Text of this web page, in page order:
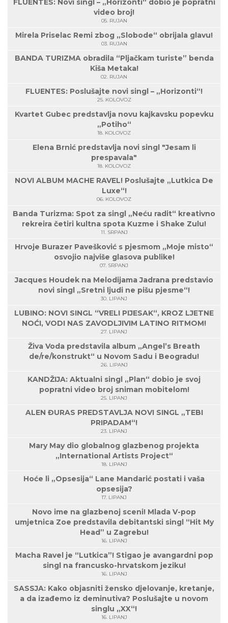
FLUENTES: Novi singl – „Horizonti“ dobio je popratni
video broj!
05. RUJAN
Mirela Priselac Remi zbog „Slobode“ obrijala glavu!
03. RUJAN
BANDA TURIZMA obradila “Pljačkam turiste” benda
Kiša Metaka!
02. RUJAN
FLUENTES: Poslušajte novi singl – „Horizonti“!
25. KOLOVOZ
Kvartet Gubec predstavlja novu kajkavsku popevku
„Potiho“
18. KOLOVOZ
Elena Brnić predstavlja novi singl "Jesam li
prespavala"
18. KOLOVOZ
NOVI ALBUM MACHE RAVEL! Poslušajte „Lutkica De
Luxe“!
06. KOLOVOZ
Banda Turizma: Spot za singl „Neću radit“ kreativno
rekreira četiri kultna spota Kuzme i Shake Zulu!
11. SRPANJ
Hrvoje Burazer Pavešković s pjesmom „Moje misto“
osvojio najviše glasova publike!
07. SRPANJ
Jacques Houdek na Melodijama Jadrana predstavio
novi singl „Sretni ljudi ne pišu pjesme“!
30. LIPANJ
LUBINO: NOVI SINGL “VRELI PIJESAK“, KROZ LJETNE
NOĆI, VODI NAS ZAVODLJIVIM LATINO RITMOM!
27. LIPANJ
Živa Voda predstavila album „Angel’s Breath
de/re/konstrukt“ u Novom Sadu i Beogradu!
26. LIPANJ
KANDŽIJA: Aktualni singl „Plan“ dobio je svoj
popratni video broj sniman mobitelom!
25. LIPANJ
ALEN ĐURAS PREDSTAVLJA NOVI SINGL „TEBI
PRIPADAM“!
23. LIPANJ
Mary May dio globalnog glazbenog projekta
„International Artists Project“
18. LIPANJ
Hoće li „Opsesija“ Lane Mandarić postati i vaša
opsesija?
17. LIPANJ
Novo ime na glazbenoj sceni! Mlada V-pop
umjetnica Zoe predstavila debitantski singl “Hit My
Head” u Zagrebu!
16. LIPANJ
Macha Ravel je “Lutkica”! Stigao je avangardni pop
singl na francusko-hrvatskom jeziku!
16. LIPANJ
SASSJA: Kako objasniti žensko djelovanje, kretanje,
a da izađemo iz deminutiva? Poslušajte u novom
singlu „XX“!
16. LIPANJ